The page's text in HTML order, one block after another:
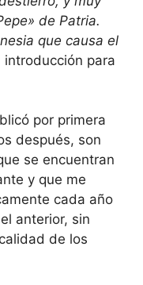
de Patria.
que causa el
introducción para
por primera
después, son
se encuentran
y que me
cada año
anterior, sin
de los